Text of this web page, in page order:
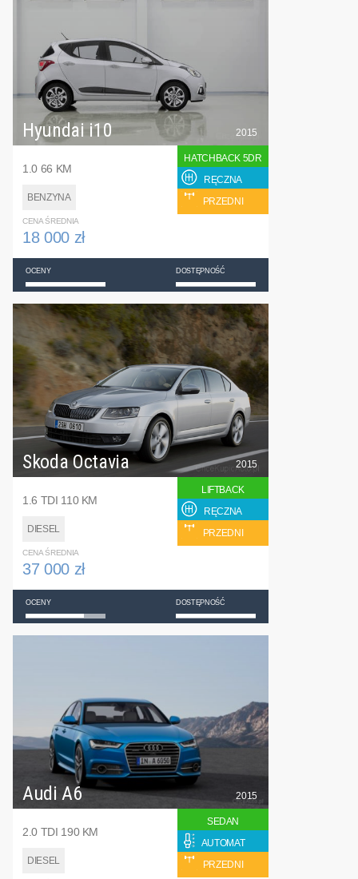
Hyundai i10
1.0 66 KM
BENZYNA
2015
HATCHBACK 5DR
RĘCZNA
PRZEDNI
CENA ŚREDNIA
18 000 zł
OCENY DOSTĘPNOŚĆ
Skoda Octavia
1.6 TDI 110 KM
DIESEL
2015
LIFTBACK
RĘCZNA
PRZEDNI
CENA ŚREDNIA
37 000 zł
OCENY DOSTĘPNOŚĆ
Audi A6
2.0 TDI 190 KM
DIESEL
2015
SEDAN
AUTOMAT
PRZEDNI